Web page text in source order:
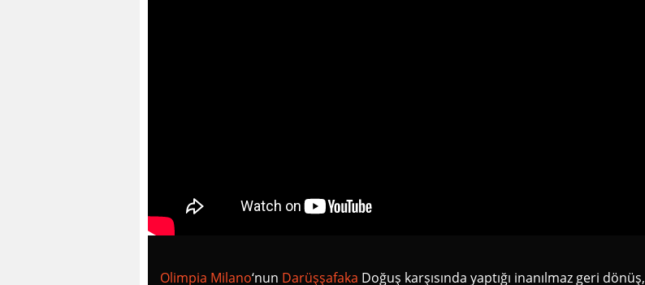
Olimpia Milano‘nun Darüşşafaka Doğuş karşısında yaptığı inanılmaz geri dönüş,